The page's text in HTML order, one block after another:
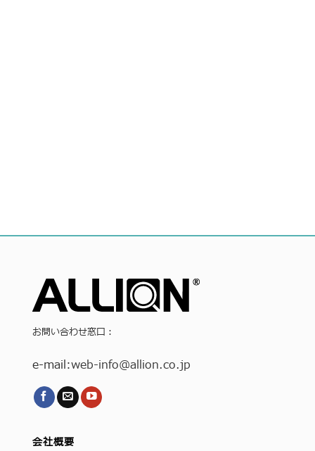
お問い合わせ窓口：
e-mail:web-info@allion.co.jp
会社概要